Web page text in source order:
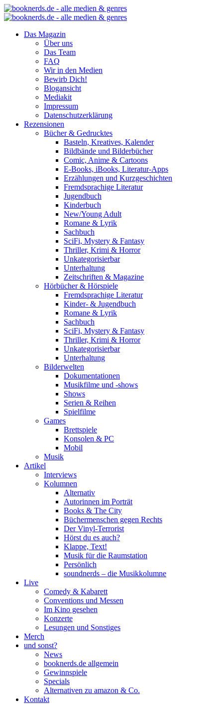
Das Magazin
Über uns
Das Team
FAQ
Wir in den Medien
Bewirb Dich!
Blogansicht
Mediakit
Impressum
Datenschutzerklärung
Rezensionen
Bücher & Gedrucktes
Basteln, Kreatives, Kalender
Bildbände und Bilderbücher
Comic, Anime & Cartoons
E-Books, iBooks, Literatur-Apps
Erzählungen und Kurzgeschichten
Fremdsprachige Literatur
Jugendbuch
Kinderbuch
New/Young Adult
Romane & Lyrik
Sachbuch
SciFi, Mystery & Fantasy
Thriller, Krimi & Horror
Unkategorisierbar
Unterhaltung
Zeitschriften & Magazine
Hörbücher & Hörspiele
Fremdsprachige Literatur
Kinder- & Jugendbuch
Romane & Lyrik
Sachbuch
SciFi, Mystery & Fantasy
Thriller, Krimi & Horror
Unkategorisierbar
Unterhaltung
Bilderwelten
Dokumentationen
Musikfilme und -shows
Shows
Serien & Reihen
Spielfilme
Games
Brettspiele
Konsolen & PC
Mobil
Musik
Artikel
Interviews
Kolumnen
Alternativ
Autorinnen im Porträt
Books & The City
Büchermenschen gegen Rechts
Der Vinyl-Terrorist
Hörst du es auch?
Klappe, Text!
Musik für die Raumstation
Persönlich
soundnerds – die Musikkolumne
Live
Comedy & Kabarett
Conventions und Messen
Im Kino gesehen
Konzerte
Lesungen und Sonstiges
Merch
und sonst?
News
booknerds.de allgemein
Gewinnspiele
Specials
Alternativen zu amazon & Co.
Kontakt